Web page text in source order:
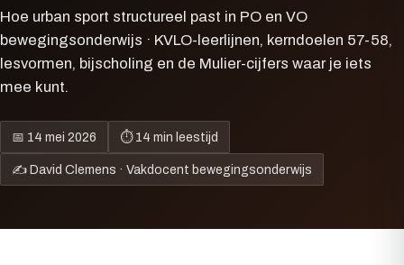
Hoe urban sport structureel past in PO en VO
bewegingsonderwijs · KVLO-leerlijnen, kerndoelen 57-58,
lesvormen, bijscholing en de Mulier-cijfers waar je iets
mee kunt.
📅 14 mei 2026 ⏱ 14 min leestijd
✍️ David Clemens · Vakdocent bewegingsonderwijs